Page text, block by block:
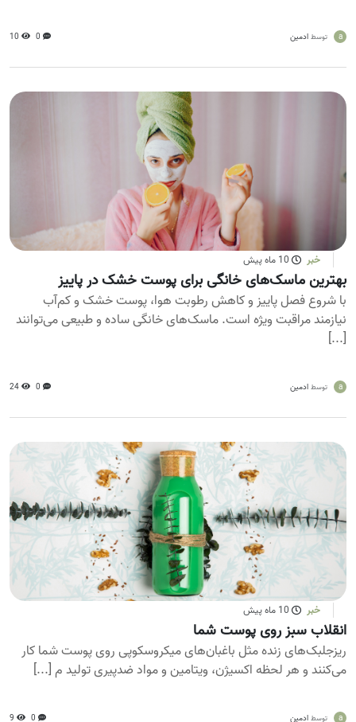
a توسط ادمین 0
10
خبر 10 ماه پیش
بهترین ماسک‌های خانگی برای پوست خشک در پاییز
با شروع فصل پاییز و کاهش رطوبت هوا، پوست خشک و کم‌آب
نیازمند مراقبت ویژه است. ماسک‌های خانگی ساده و طبیعی می‌توانند
[...]
a توسط ادمین 0
24
خبر 10 ماه پیش
انقلاب سبز روی پوست شما
ریزجلبک‌های زنده مثل باغبان‌های میکروسکوپی روی پوست شما کار
می‌کنند و هر لحظه اکسیژن، ویتامین و مواد ضدپیری تولید م [...]
a توسط ادمین 0
9